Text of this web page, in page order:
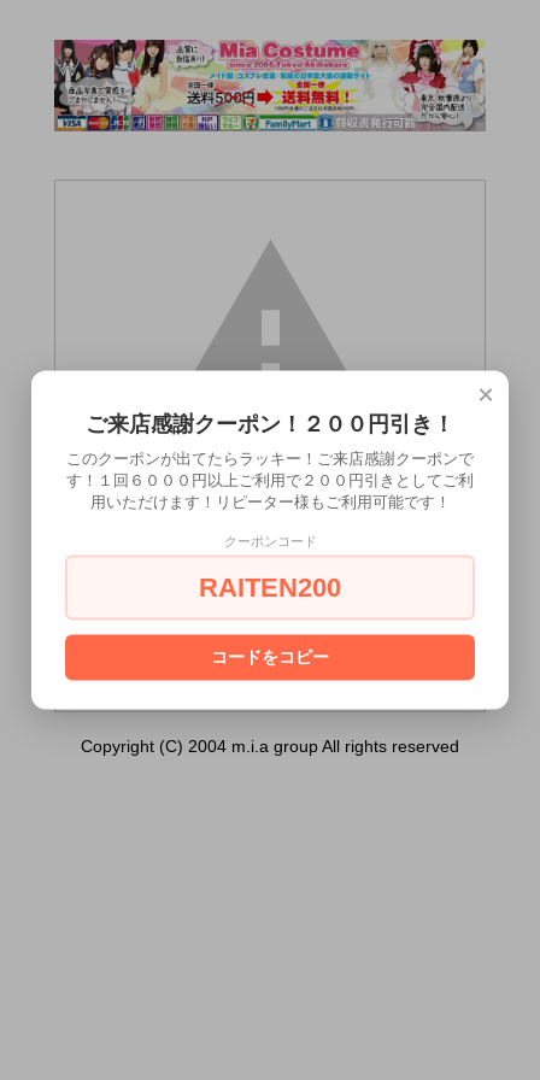
チ）120ml）は18歳未満の方には販売でき
[ はい ] [ いいえ ]
Copyright (C) 2004 m.i.a group All rights reserved
×
ご来店感謝クーポン！２００円引き！
このクーポンが出てたらラッキー！ご来店感謝クーポンで
す！１回６０００円以上ご利用で２００円引きとしてご利
用いただけます！リピーター様もご利用可能です！
クーポンコード
RAITEN200
コードをコピー